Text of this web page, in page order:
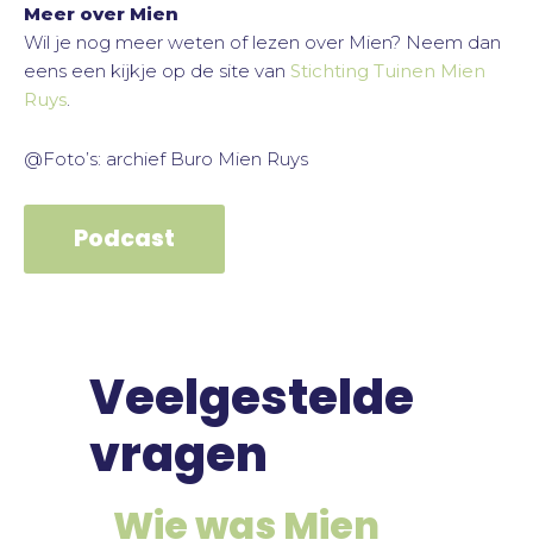
Meer over Mien
Wil je nog meer weten of lezen over Mien? Neem dan
eens een kijkje op de site van Stichting Tuinen Mien
Ruys.
@Foto’s: archief Buro Mien Ruys
Podcast
Veelgestelde
vragen
Wie was Mien